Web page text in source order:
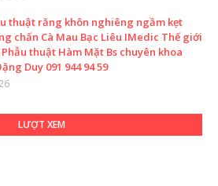
thuật răng khôn nghiêng ngầm kẹt
chấn Cà Mau Bạc Liêu IMedic Thế giới
thuật Hàm Mặt Bs chuyên khoa
Duy 091 944 94 59
LƯỢT XEM